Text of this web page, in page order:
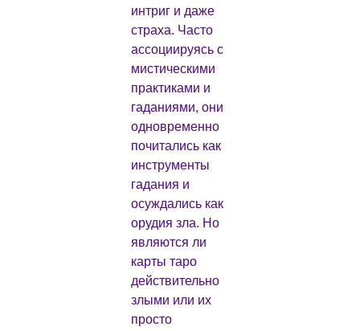
интриг и даже
страха. Часто
ассоциируясь с
мистическими
практиками и
гаданиями, они
одновременно
почитались как
инструменты
гадания и
осуждались как
орудия зла. Но
являются ли
карты таро
действительно
злыми или их
просто